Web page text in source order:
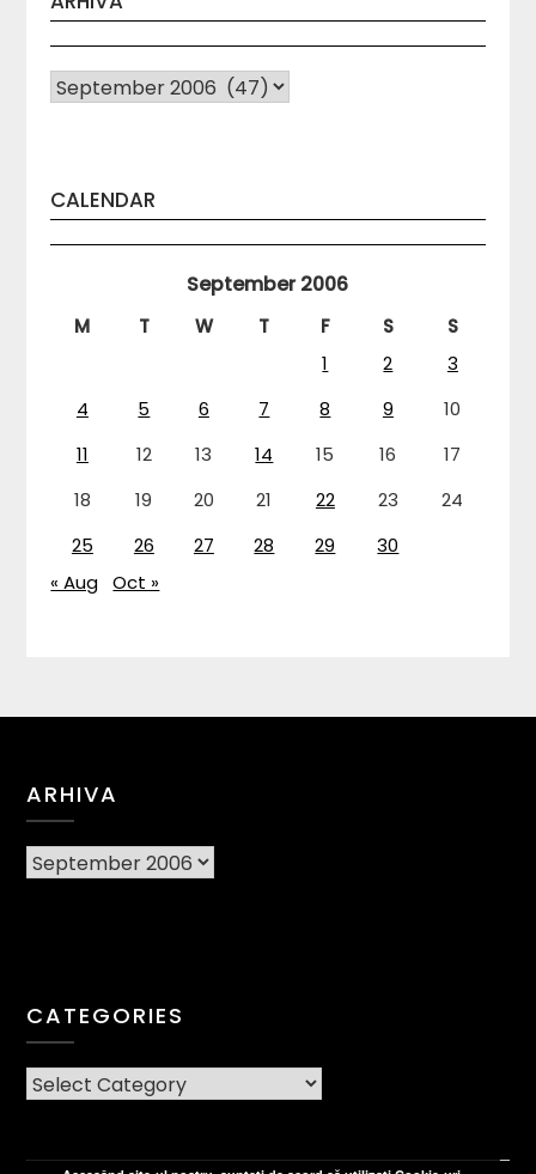
Arhiva
CALENDAR
September 2006
M T W T F S
S
1
2
3
4
5 6 7 8 9
10
11
12 13 14 15 16
17
18
19 20 21 22 23
24
25
26 27 28 29
30
« Aug Oct »
ARHIVA
Arhiva
CATEGORIES
CATEGORIES